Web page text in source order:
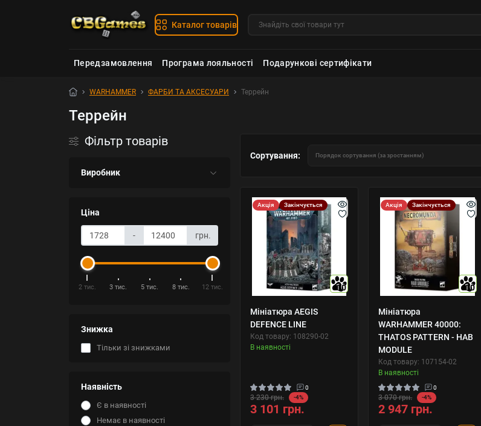
Каталог товарів
Передзамовлення Програма лояльності Подарункові сертифікати
WARHAMMER ФАРБИ ТА АКСЕСУАРИ Террейн
Террейн
Фільтр товарів
Виробник
Ціна
- грн.
2 тис. 3 тис. 5 тис. 8 тис. 12 тис.
Знижка
Тільки зі знижками
Наявність
Є в наявності
Немає в наявності
Сортування:
Акція Закінчується
10
Мініатюра AEGIS
DEFENCE LINE
Код товару: 108290-02
В наявності
0
3 230 грн. -4%
3 101 грн.
Акція Закінчується
10
Мініатюра
WARHAMMER 40000:
THATOS PATTERN - HAB
MODULE
Код товару: 107154-02
В наявності
0
3 070 грн. -4%
2 947 грн.